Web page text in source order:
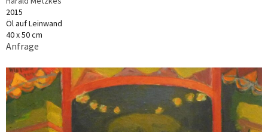
2015
Öl auf Leinwand
40 x 50 cm
Anfrage